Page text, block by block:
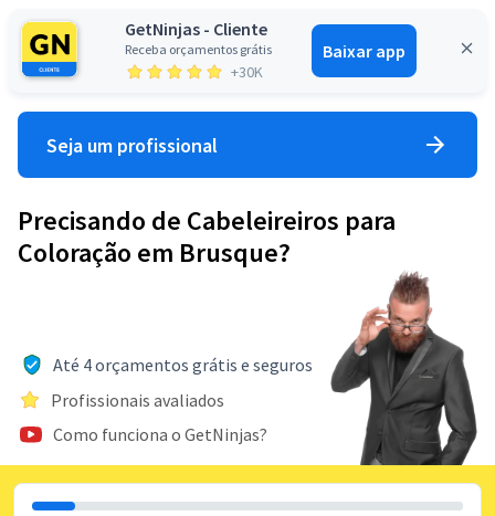
GetNinjas - Cliente
Receba orçamentos grátis
+30K
Baixar app
Entrar
Seja um profissional
Precisando de Cabeleireiros para
Coloração em Brusque?
Até 4 orçamentos grátis e seguros
Profissionais avaliados
Como funciona o GetNinjas?